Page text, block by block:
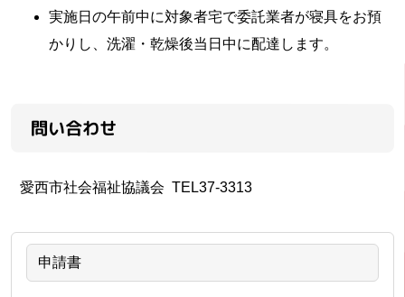
実施日の午前中に対象者宅で委託業者が寝具をお預
かりし、洗濯・乾燥後当日中に配達します。
問い合わせ
愛西市社会福祉協議会 TEL37-3313
申請書